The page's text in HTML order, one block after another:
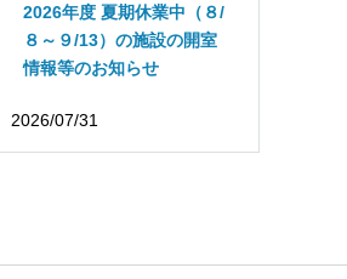
2026年度 夏期休業中（８/
８～９/13）の施設の開室
情報等のお知らせ
2026/07/31